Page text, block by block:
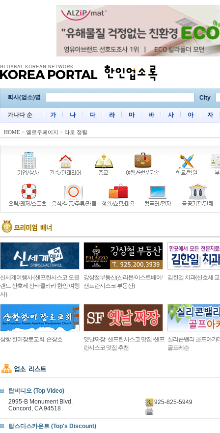
회사(업소)명 City
가나다 순 가 나 다 라 마 바 사 아 자
HOME > 옐로우페이지 > 타로 정렬
신세계여행사 (샌프란시스코 오클
랜드 산호세 산타클라라 한인 여행
사)
강상철부동산(산라몬/이스트베이/
샌프란시스코 부동산)
김한일 치과(산호세
상항 한미장로교회, 손창호
옛날짜장 -샌프란시스코 맛집 /샌프
란시스코 맛집 추천
실리콘밸리 골프아카
골프레슨
탑비디오 (Top Video)
2995-B Monument Blvd.
Concord, CA 94518
925-825-5949
탑스디스카운트 (Top's Discount)